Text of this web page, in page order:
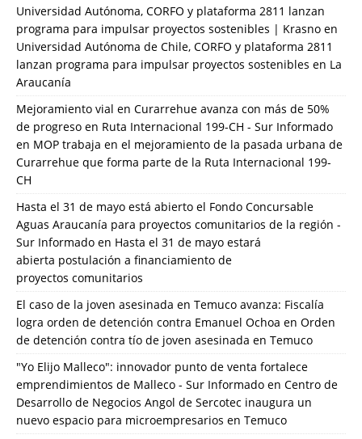
Universidad Autónoma, CORFO y plataforma 2811 lanzan
programa para impulsar proyectos sostenibles | Krasno en
Universidad Autónoma de Chile, CORFO y plataforma 2811
lanzan programa para impulsar proyectos sostenibles en La
Araucanía
Mejoramiento vial en Curarrehue avanza con más de 50%
de progreso en Ruta Internacional 199-CH - Sur Informado
en MOP trabaja en el mejoramiento de la pasada urbana de
Curarrehue que forma parte de la Ruta Internacional 199-
CH
Hasta el 31 de mayo está abierto el Fondo Concursable
Aguas Araucanía para proyectos comunitarios de la región -
Sur Informado en Hasta el 31 de mayo estará
abierta postulación a financiamiento de
proyectos comunitarios
El caso de la joven asesinada en Temuco avanza: Fiscalía
logra orden de detención contra Emanuel Ochoa en Orden
de detención contra tío de joven asesinada en Temuco
"Yo Elijo Malleco": innovador punto de venta fortalece
emprendimientos de Malleco - Sur Informado en Centro de
Desarrollo de Negocios Angol de Sercotec inaugura un
nuevo espacio para microempresarios en Temuco